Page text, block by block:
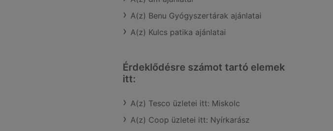
A(z) Benu Gyógyszertárak ajánlatai
A(z) Kulcs patika ajánlatai
Érdeklődésre számot tartó elemek
itt:
A(z) Tesco üzletei itt: Miskolc
A(z) Coop üzletei itt: Nyírkarász